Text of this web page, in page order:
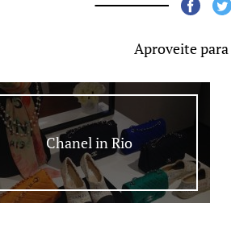
Aproveite
Chanel in Rio